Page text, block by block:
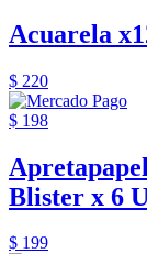
Acuarela
$ 220
$ 198
Blister x 6
$ 199